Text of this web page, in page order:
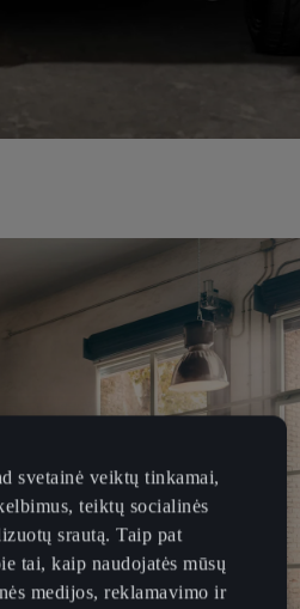
svetainė veiktų tinkamai,
teiktų socialinės
srautą. Taip pat
tai, kaip naudojatės mūsų
medijos, reklamavimo ir